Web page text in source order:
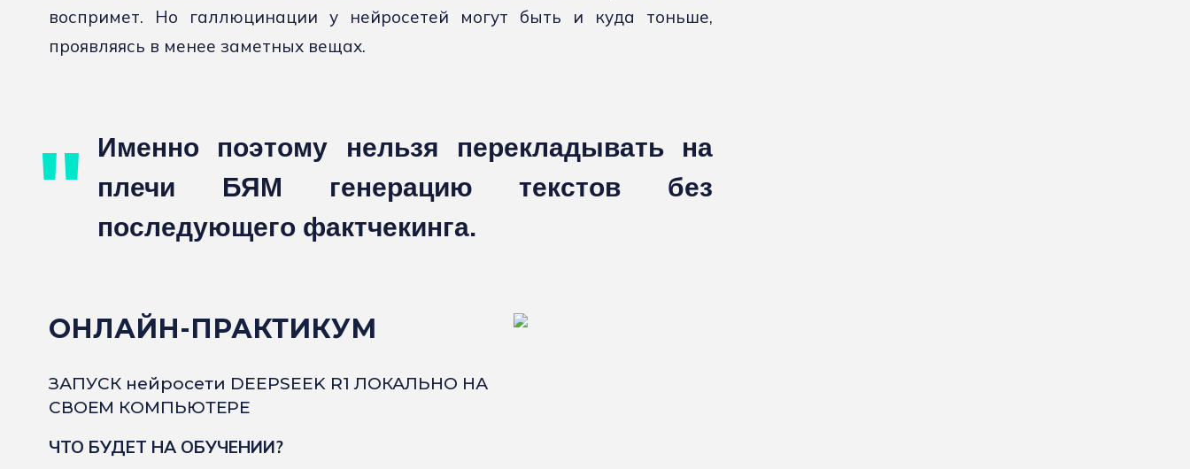
воспримет. Но галлюцинации у нейросетей могут быть и куда тоньше,
проявляясь в менее заметных вещах.
Именно поэтому нельзя перекладывать на
плечи БЯМ генерацию текстов без
последующего фактчекинга.
ОНЛАЙН-ПРАКТИКУМ
ЗАПУСК нейросети DEEPSEEK R1 ЛОКАЛЬНО НА
СВОЕМ КОМПЬЮТЕРЕ
ЧТО БУДЕТ НА ОБУЧЕНИИ?